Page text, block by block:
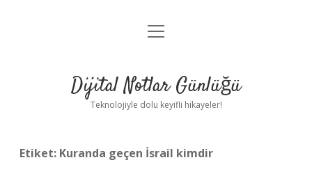
Anasayfa
Yasal Uyarı
menüyü
Dijital Notlar Günlüğü
Teknolojiyle dolu keyifli hikayeler!
Etiket: Kuranda geçen İsrail kimdir